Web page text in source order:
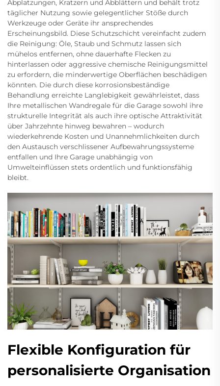
Abplatzungen, Kratzern und Abblättern und behält trotz
täglicher Nutzung sowie gelegentlicher Stöße durch
Werkzeuge oder Geräte ihr ansprechendes
Erscheinungsbild. Diese Schutzschicht vereinfacht zudem
die Reinigung: Öle, Staub und Schmutz lassen sich
mühelos entfernen, ohne dauerhafte Flecken zu
hinterlassen oder aggressive chemische Reinigungsmittel
zu erfordern, die minderwertige Oberflächen beschädigen
könnten. Die durch diese korrosionsbeständige
Behandlung erreichte Langlebigkeit gewährleistet, dass
Ihre metallischen Wandregale für die Garage sowohl ihre
strukturelle Integrität als auch ihre optische Attraktivität
über Jahrzehnte hinweg bewahren – wodurch
wiederkehrende Kosten und Unannehmlichkeiten durch
den Austausch verschlissener Aufbewahrungssysteme
entfallen und Ihre Garage unabhängig von
Umwelteinflüssen stets ordentlich und funktionsfähig
bleibt.
Flexible Konfiguration für
personalisierte Organisation